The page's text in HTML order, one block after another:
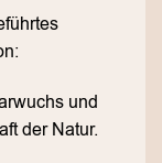
und
der Natur.